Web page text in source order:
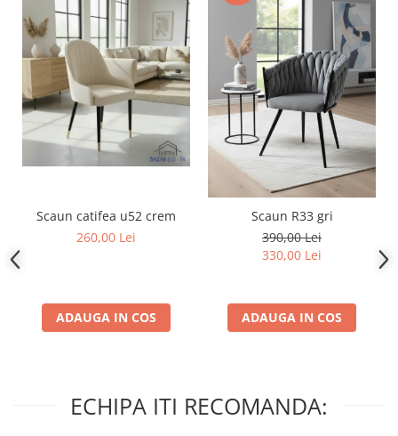
Scaun catifea u52 crem
260,00 Lei
ADAUGA IN COS
Scaun R33 gri
390,00 Lei
330,00 Lei
ADAUGA IN COS
ECHIPA ITI RECOMANDA: